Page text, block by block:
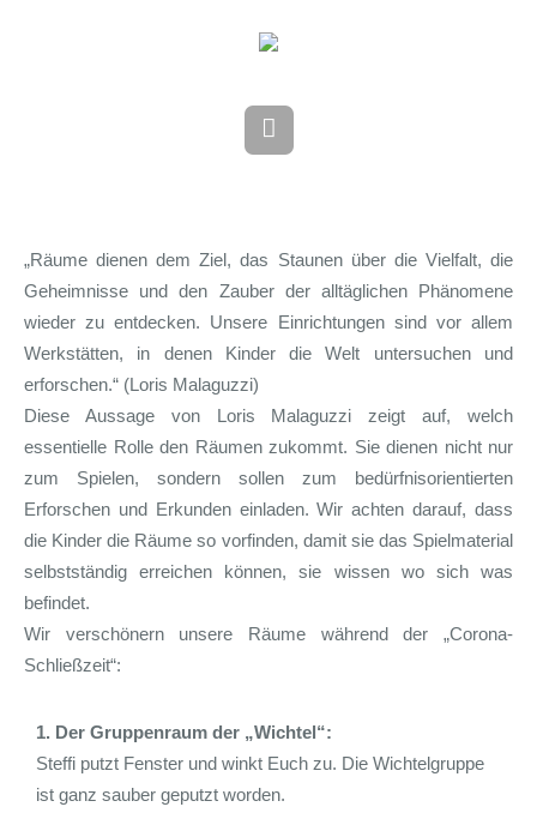
„Räume dienen dem Ziel, das Staunen über die Vielfalt, die
Geheimnisse und den Zauber der alltäglichen Phänomene
wieder zu entdecken. Unsere Einrichtungen sind vor allem
Werkstätten, in denen Kinder die Welt untersuchen und
erforschen.“ (Loris Malaguzzi)
Diese Aussage von Loris Malaguzzi zeigt auf, welch
essentielle Rolle den Räumen zukommt. Sie dienen nicht nur
zum Spielen, sondern sollen zum bedürfnisorientierten
Erforschen und Erkunden einladen. Wir achten darauf, dass
die Kinder die Räume so vorfinden, damit sie das Spielmaterial
selbstständig erreichen können, sie wissen wo sich was
befindet.
Wir verschönern unsere Räume während der „Corona-
Schließzeit“:
1. Der Gruppenraum der „Wichtel“:
Steffi putzt Fenster und winkt Euch zu. Die Wichtelgruppe
ist ganz sauber geputzt worden.